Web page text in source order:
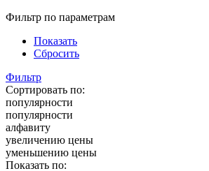
Фильтр по параметрам
Показать
Сбросить
Фильтр
Сортировать по:
популярности
популярности
алфавиту
увеличению цены
уменьшению цены
Показать по: